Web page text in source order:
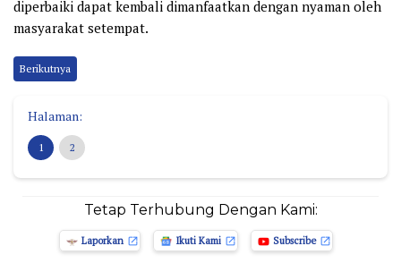
diperbaiki dapat kembali dimanfaatkan dengan nyaman oleh
masyarakat setempat.
Berikutnya
Halaman:
1 2
Tetap Terhubung Dengan Kami:
Laporkan Ikuti Kami Subscribe